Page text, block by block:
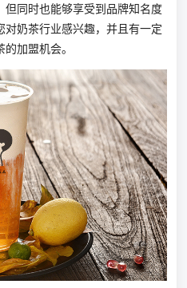
同时也能够享受到品牌知名度
奶茶行业感兴趣，并且有一定
加盟机会。